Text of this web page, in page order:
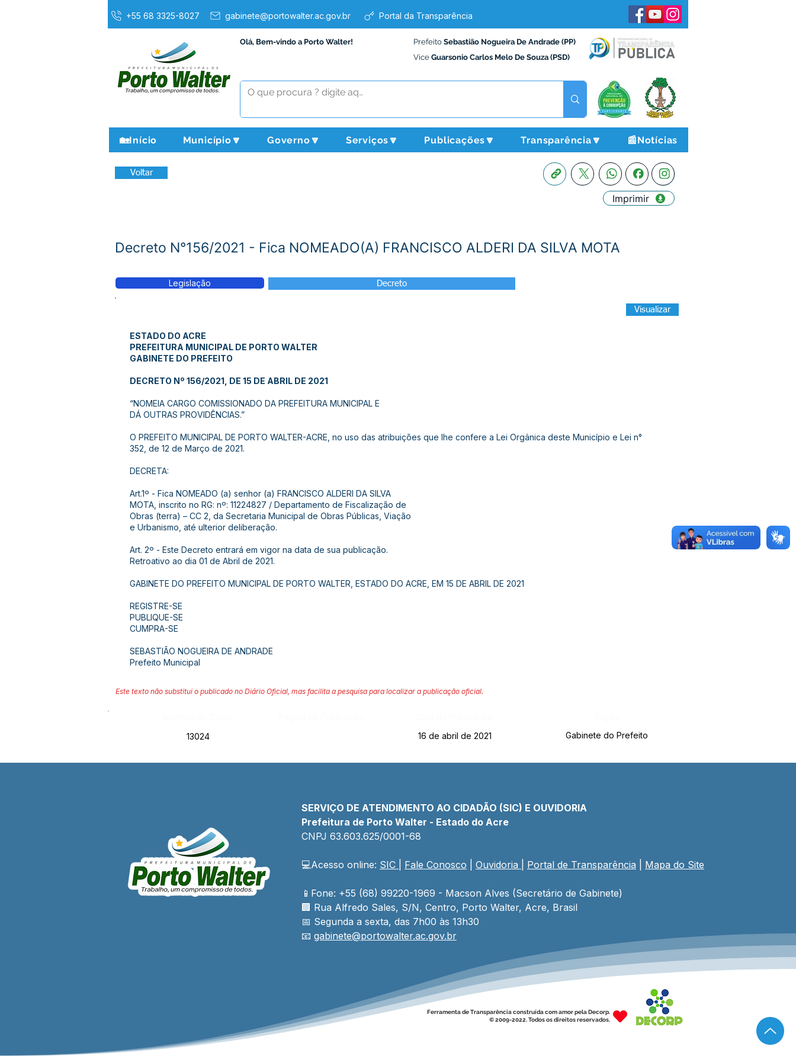
+55 68 3325-8027 gabinete@portowalter.ac.gov.br Portal da Transparência
Olá, Bem-vindo a Porto Walter! Prefeito Sebastião Nogueira De Andrade (PP)
Vice Guarsonio Carlos Melo De Souza (PSD)
🏡Início Município🔽 Governo🔽 Serviços🔽 Publicações🔽 Transparência🔽 📰Notícias
Voltar
Imprimir
Decreto N°156/2021 - Fica NOMEADO(A) FRANCISCO ALDERI DA SILVA MOTA
Legislação Decreto
Visualizar
ESTADO DO ACRE
PREFEITURA MUNICIPAL DE PORTO WALTER
GABINETE DO PREFEITO
DECRETO Nº 156/2021, DE 15 DE ABRIL DE 2021
“NOMEIA CARGO COMISSIONADO DA PREFEITURA MUNICIPAL E
DÁ OUTRAS PROVIDÊNCIAS.”
O PREFEITO MUNICIPAL DE PORTO WALTER-ACRE, no uso das atribuições que lhe confere a Lei Orgânica deste Município e Lei n°
352, de 12 de Março de 2021.
DECRETA:
Art.1º - Fica NOMEADO (a) senhor (a) FRANCISCO ALDERI DA SILVA
MOTA, inscrito no RG: nº: 11224827 / Departamento de Fiscalização de
Obras (terra) – CC 2, da Secretaria Municipal de Obras Públicas, Viação
e Urbanismo, até ulterior deliberação.
Art. 2º - Este Decreto entrará em vigor na data de sua publicação.
Retroativo ao dia 01 de Abril de 2021.
GABINETE DO PREFEITO MUNICIPAL DE PORTO WALTER, ESTADO DO ACRE, EM 15 DE ABRIL DE 2021
REGISTRE-SE
PUBLIQUE-SE
CUMPRA-SE
SEBASTIÃO NOGUEIRA DE ANDRADE
Prefeito Municipal
Este texto não substitui o publicado no Diário Oficial, mas facilita a pesquisa para localizar a publicação oficial.
13024
16 de abril de 2021 Gabinete do Prefeito
SERVIÇO DE ATENDIMENTO AO CIDADÃO (SIC) E OUVIDORIA
Prefeitura de Porto Walter - Estado do Acre
CNPJ 63.603.625/0001-68
💻Acesso online: SIC Fale Conosco Ouvidoria Portal de Transparência Mapa do Site
📱Fone: +55 (68) 99220-1969 - Macson Alves (Secretário de Gabinete)
🏢 Rua Alfredo Sales, S/N, Centro, Porto Walter, Acre, Brasil
📅 Segunda a sexta, das 7h00 às 13h30
📧 gabinete@portowalter.ac.gov.br
Ferramenta de Transparência construída com amor pela Decorp.
© 2009-2022. Todos os direitos reservados.